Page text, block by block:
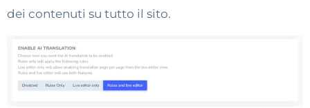
dei contenuti su tutto il sito.